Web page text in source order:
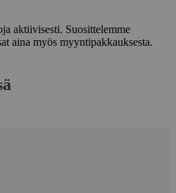
aktiivisesti. Suosittelemme
aina myös myyntipakkauksesta.